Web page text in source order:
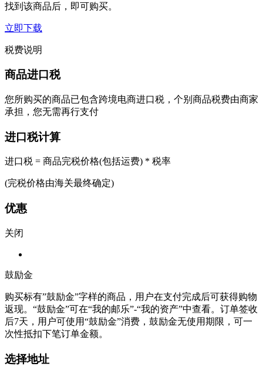
找到该商品后，即可购买。
立即下载
税费说明
商品进口税
您所购买的商品已包含跨境电商进口税，个别商品税费由商家
承担，您无需再行支付
进口税计算
进口税 = 商品完税价格(包括运费) * 税率
(完税价格由海关最终确定)
优惠
关闭
鼓励金
购买标有”鼓励金”字样的商品，用户在支付完成后可获得购物
返现。“鼓励金”可在“我的邮乐”-“我的资产”中查看。订单签收
后7天，用户可使用“鼓励金”消费，鼓励金无使用期限，可一
次性抵扣下笔订单金额。
选择地址